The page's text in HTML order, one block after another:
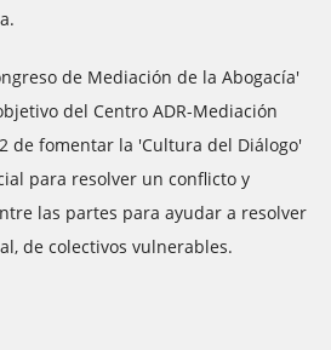
de Mediación de la Abogacía'
del Centro ADR-Mediación
de fomentar la 'Cultura del Diálogo'
para resolver un conflicto y
las partes para ayudar a resolver
de colectivos vulnerables.